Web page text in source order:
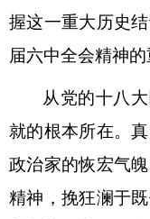
握这一重大历史
届六中全会精神
从党的十八
就的根本所在。
政治家的恢宏气
精神，挽狂澜于